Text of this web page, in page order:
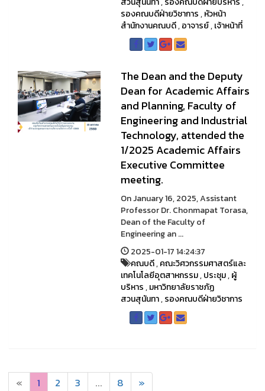
รองคณบดีฝ่ายวิชาการ,หัวหน้า
สำนักงานคณบดี,อาจารย์,เจ้าหน้าที่
The Dean and the Deputy
Dean for Academic Affairs
and Planning, Faculty of
Engineering and Industrial
Technology, attended the
1/2025 Academic Affairs
Executive Committee
meeting.
On January 16, 2025, Assistant
Professor Dr. Chonmapat Torasa,
Dean of the Faculty of
Engineering an ...
2025-01-17 14:24:37
คณบดี,คณะวิศวกรรมศาสตร์และ
เทคโนโลยีอุตสาหกรรม,ประชุม,ผู้
บริหาร,มหาวิทยาลัยราชภัฏ
สวนสุนันทา,รองคณบดีฝ่ายวิชาการ
« 1 2 3 ... 8 »